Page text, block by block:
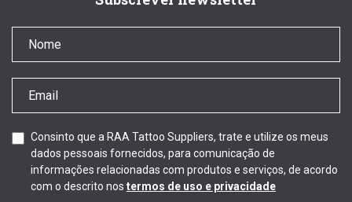
Consinto que a RAA Tattoo Suppliers, trate e utilize os meus
dados pessoais fornecidos, para comunicação de
informações relacionadas com produtos e serviços, de acordo
com o descrito nos termos de uso e privacidade